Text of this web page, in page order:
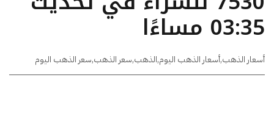
03:35 مساءًا
أسعار الذهب,أسعار الذهب اليوم,الذهب,سعر الذهب,سعر الذهب اليوم